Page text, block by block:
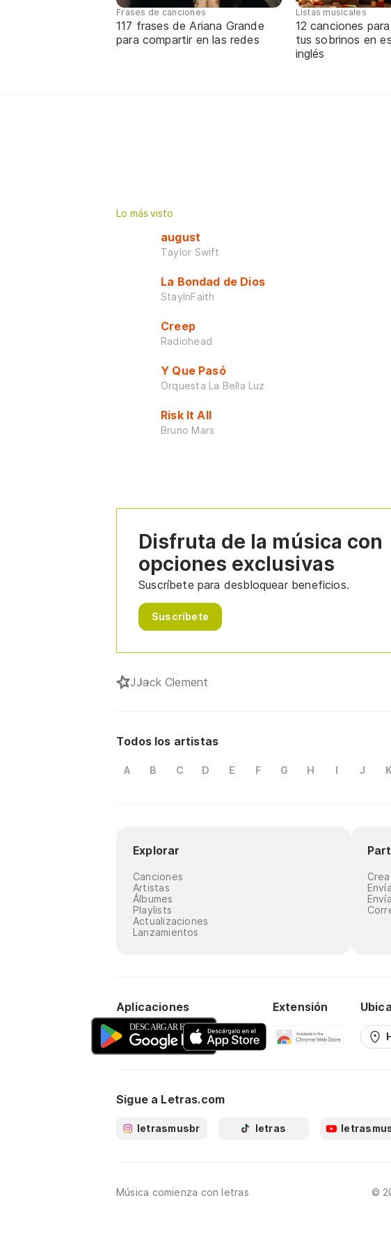
Frases de canciones
117 frases de Ariana Grande
para compartir en las redes
Listas musicales
12 canciones
tus sobrinos en
inglés
Lo más visto
august
Taylor Swift
La Bondad de Dios
StayInFaith
Creep
Radiohead
Y Que Pasó
Orquesta La Bella Luz
Risk It All
Bruno Mars
Disfruta de la música con
opciones exclusivas
Suscríbete para desbloquear beneficios.
Suscríbete
JJack Clement
Todos los artistas
A B C D E F G H I J K
Explorar
Canciones
Artistas
Álbumes
Playlists
Actualizaciones
Lanzamientos
Aplicaciones Extensión
Sigue a Letras.com
letrasmusbr letras
Música comienza con letras ©